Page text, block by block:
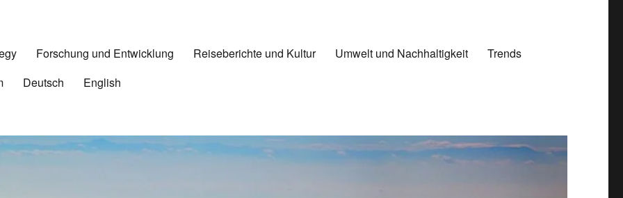
Forschung und Entwicklung Reiseberichte und Kultur Umwelt und Nachhaltigkeit
Trends
Deutsch English